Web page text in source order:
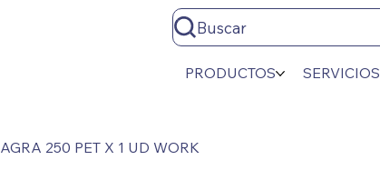
Buscar
PRODUCTOS SERVICIOS
250 PET X 1 UD WORK